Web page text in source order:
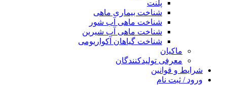
پلنت
شناخت بیماری ماهی
شناخت ماهی آب شور
شناخت ماهی آب شیرین
شناخت گیاهان آکواریومی
ماکیان
معرفی تولیدکنندگان
شرایط و قوانین
ورود / ثبت نام